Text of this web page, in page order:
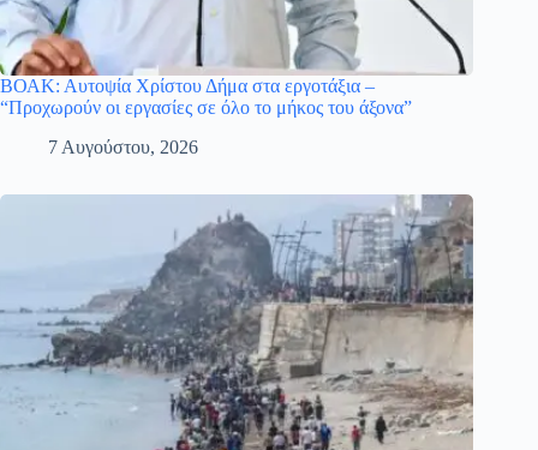
ΒΟΑΚ: Αυτοψία Χρίστου Δήμα στα εργοτάξια –
“Προχωρούν οι εργασίες σε όλο το μήκος του άξονα”
7 Αυγούστου, 2026